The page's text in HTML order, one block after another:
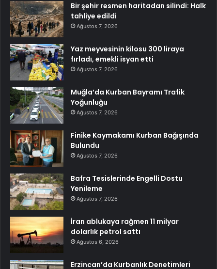
Bir şehir resmen haritadan silindi: Halk
tahliye edildi
Ağustos 7, 2026
Yaz meyvesinin kilosu 300 liraya
fırladı, emekli isyan etti
Ağustos 7, 2026
Muğla’da Kurban Bayramı Trafik
Yoğunluğu
Ağustos 7, 2026
Finike Kaymakamı Kurban Bağışında
Bulundu
Ağustos 7, 2026
Bafra Tesislerinde Engelli Dostu
Yenileme
Ağustos 7, 2026
İran ablukaya rağmen 11 milyar
dolarlık petrol sattı
Ağustos 6, 2026
Erzincan’da Kurbanlık Denetimleri